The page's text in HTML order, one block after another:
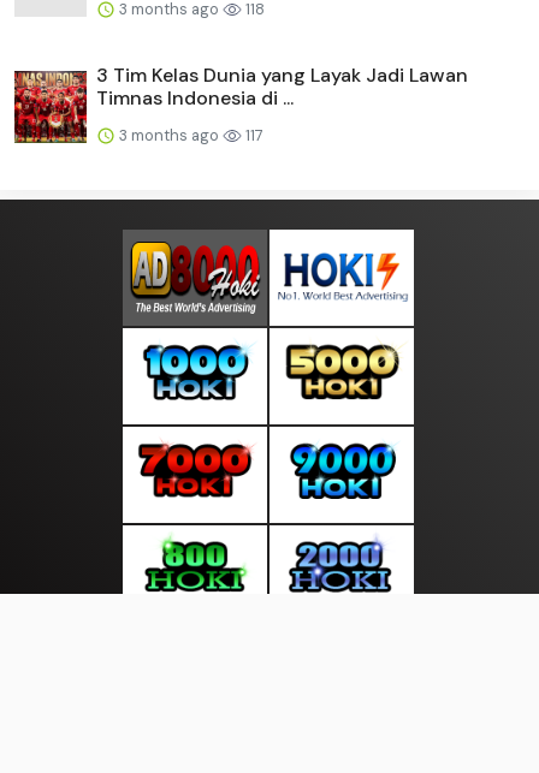
3 months ago 118
3 Tim Kelas Dunia yang Layak Jadi Lawan
Timnas Indonesia di ...
3 months ago 117